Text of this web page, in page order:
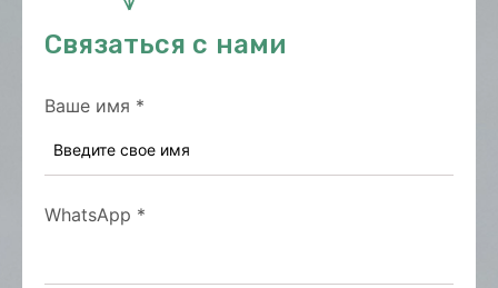
Связаться с нами
Ваше имя *
WhatsApp *